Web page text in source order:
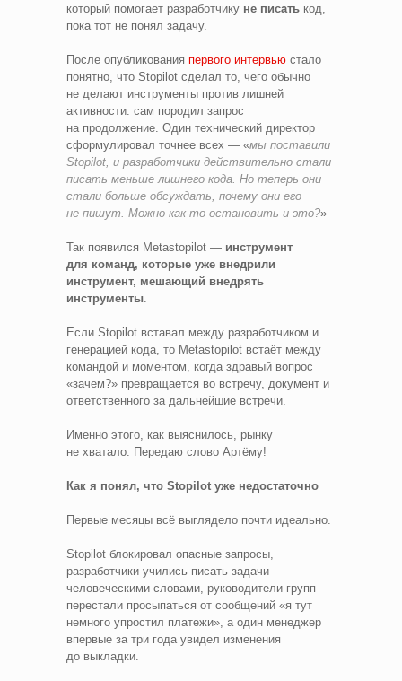
который помогает разработчику не писать код,
пока тот не понял задачу.
После опубликования первого интервью стало
понятно, что Stopilot сделал то, чего обычно
не делают инструменты против лишней
активности: сам породил запрос
на продолжение. Один технический директор
сформулировал точнее всех — «мы поставили
Stopilot, и разработчики действительно стали
писать меньше лишнего кода. Но теперь они
стали больше обсуждать, почему они его
не пишут. Можно как‑то остановить и это?»
Так появился Metastopilot — инструмент
для команд, которые уже внедрили
инструмент, мешающий внедрять
инструменты.
Если Stopilot вставал между разработчиком и
генерацией кода, то Metastopilot встаёт между
командой и моментом, когда здравый вопрос
«зачем?» превращается во встречу, документ и
ответственного за дальнейшие встречи.
Именно этого, как выяснилось, рынку
не хватало. Передаю слово Артёму!
Как я понял, что Stopilot уже недостаточно
Первые месяцы всё выглядело почти идеально.
Stopilot блокировал опасные запросы,
разработчики учились писать задачи
человеческими словами, руководители групп
перестали просыпаться от сообщений «я тут
немного упростил платежи», а один менеджер
впервые за три года увидел изменения
до выкладки.